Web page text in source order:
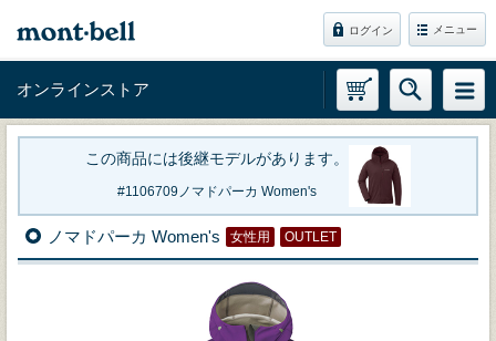
ログイン メニュー
オンラインストア
この商品には後継モデルがあります。
1106709ノマドパーカ Women's
ノマドパーカ Women's 女性用 OUTLET